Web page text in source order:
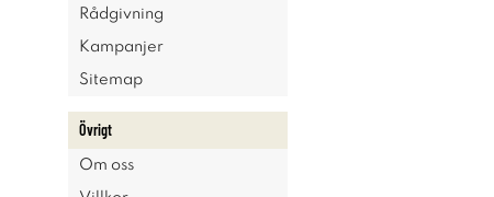
Rådgivning
Kampanjer
Sitemap
Övrigt
Om oss